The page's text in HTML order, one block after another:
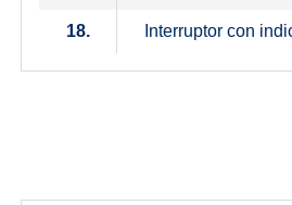
18. Interruptor con